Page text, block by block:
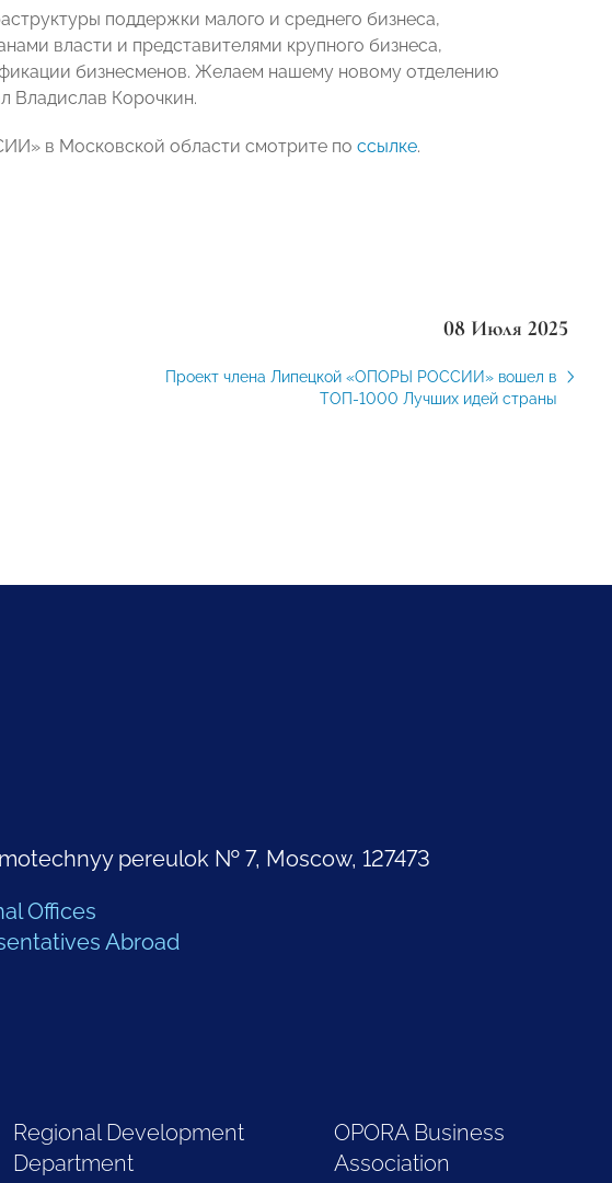
поддержки малого и среднего бизнеса,
власти и представителями крупного бизнеса,
бизнесменов. Желаем нашему новому отделению
Владислав Корочкин.
в Московской области смотрите по ссылке.
08 Июля 2025
Проект члена Липецкой «ОПОРЫ РОССИИ» вошел в
ТОП-1000 Лучших идей страны
pereulok № 7, Moscow, 127473
Offices
Abroad
Regional Development
Department
OPORA Business
Association